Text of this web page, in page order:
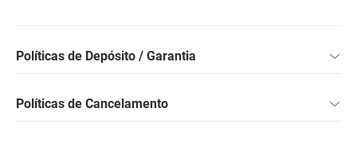
Políticas de Depósito / Garantia
Políticas de Cancelamento